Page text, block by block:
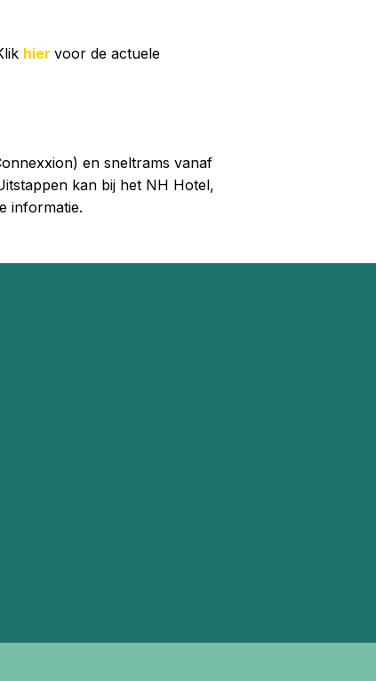
hier voor de actuele
en sneltrams vanaf
kan bij het NH Hotel,
informatie.